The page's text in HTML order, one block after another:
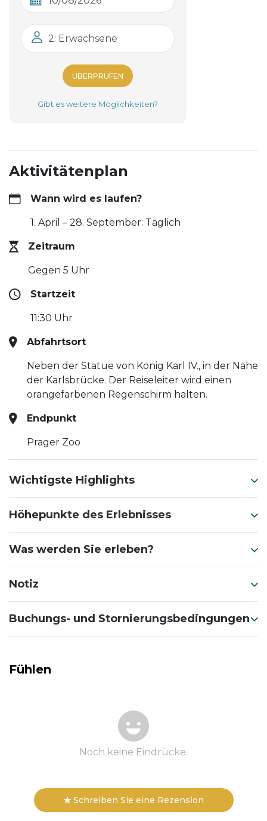
2: Erwachsene
ÜBERPRÜFEN
Gibt es weitere Möglichkeiten?
Aktivitätenplan
Wann wird es laufen?
1. April – 28. September: Täglich
Zeitraum
Gegen 5 Uhr
Startzeit
11:30 Uhr
Abfahrtsort
Neben der Statue von König Karl IV., in der Nähe
der Karlsbrücke. Der Reiseleiter wird einen
orangefarbenen Regenschirm halten.
Endpunkt
Prager Zoo
Wichtigste Highlights
Höhepunkte des Erlebnisses
Was werden Sie erleben?
Notiz
Buchungs- und Stornierungsbedingungen
Fühlen
Noch keine Eindrücke.
Schreiben Sie eine Rezension